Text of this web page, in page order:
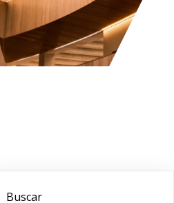
Buscar